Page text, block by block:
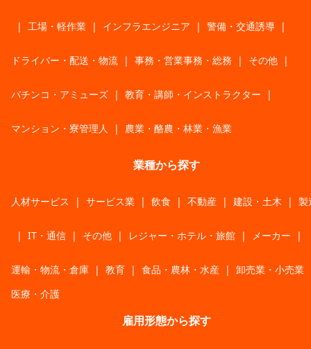
| 工場・軽作業 | インフラエンジニア | 警備・交通誘導 |
ドライバー・配送・物流 | 事務・営業事務・総務 | その他 |
パチンコ・アミューズ | 教育・講師・インストラクター |
マンション・寮管理人 | 農業・酪農・林業・漁業
業種から探す
人材サービス | サービス業 | 飲食 | 不動産 | 建設・土木 | 製
| IT・通信 | その他 | レジャー・ホテル・旅館 | メーカー |
運輸・物流・倉庫 | 教育 | 食品・農林・水産 | 卸売業・小売業
医療・介護
雇用形態から探す